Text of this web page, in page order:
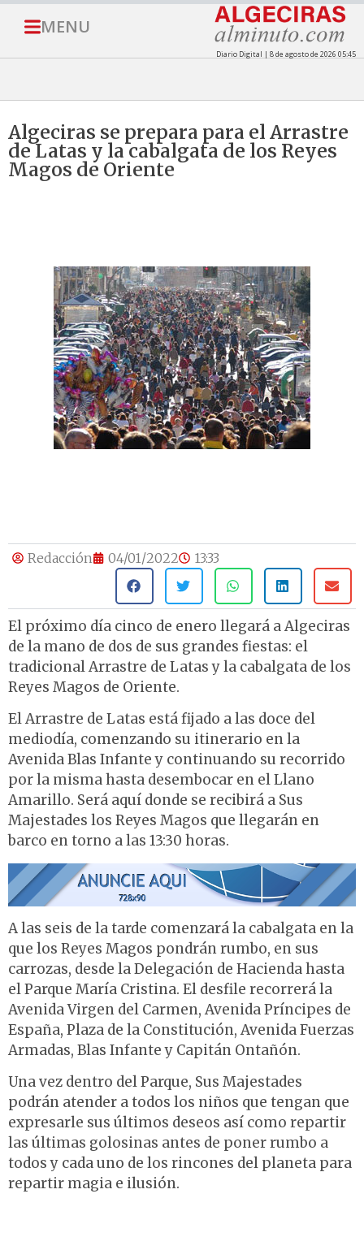
MENU
Diario Digital | 8 de agosto de 2026 05:45
Algeciras se prepara para el Arrastre
de Latas y la cabalgata de los Reyes
Magos de Oriente
Redacción 04/01/2022 13:33
El próximo día cinco de enero llegará a Algeciras
de la mano de dos de sus grandes fiestas: el
tradicional Arrastre de Latas y la cabalgata de los
Reyes Magos de Oriente.
El Arrastre de Latas está fijado a las doce del
mediodía, comenzando su itinerario en la
Avenida Blas Infante y continuando su recorrido
por la misma hasta desembocar en el Llano
Amarillo. Será aquí donde se recibirá a Sus
Majestades los Reyes Magos que llegarán en
barco en torno a las 13:30 horas.
A las seis de la tarde comenzará la cabalgata en la
que los Reyes Magos pondrán rumbo, en sus
carrozas, desde la Delegación de Hacienda hasta
el Parque María Cristina. El desfile recorrerá la
Avenida Virgen del Carmen, Avenida Príncipes de
España, Plaza de la Constitución, Avenida Fuerzas
Armadas, Blas Infante y Capitán Ontañón.
Una vez dentro del Parque, Sus Majestades
podrán atender a todos los niños que tengan que
expresarle sus últimos deseos así como repartir
las últimas golosinas antes de poner rumbo a
todos y cada uno de los rincones del planeta para
repartir magia e ilusión.